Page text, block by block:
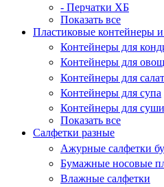
- Перчатки ХБ
Показать все
Пластиковые контейнеры
Контейнеры для
Контейнеры для
Контейнеры для
Контейнеры для супа
Контейнеры для
Показать все
Салфетки разные
Ажурные салфетки
Бумажные носовые
Влажные салфетки